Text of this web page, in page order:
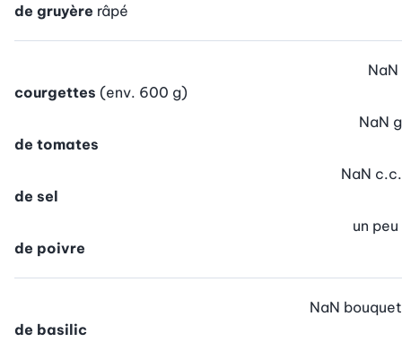
de gruyère râpé
courgettes (env. 600 g)
NaN
de tomates
NaN g
de sel
NaN c.c.
de poivre
un peu
de basilic
NaN bouquet